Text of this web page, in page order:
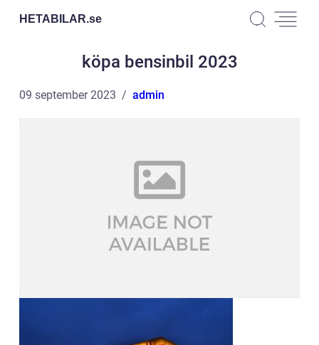
HETABILAR.se
köpa bensinbil 2023
09 september 2023 admin